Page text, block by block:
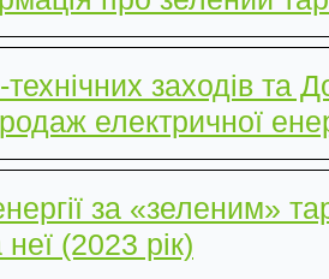
заходів та
електричної
за «зеленим»
неї (2023 рік)